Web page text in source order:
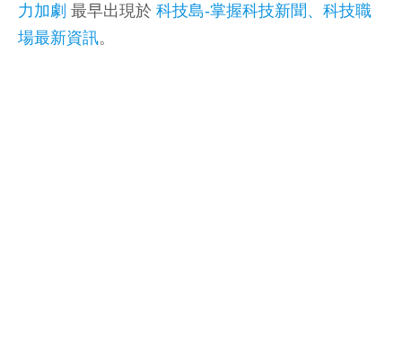
力加劇 最早出現於 科技島-掌握科技新聞、科技職
場最新資訊。